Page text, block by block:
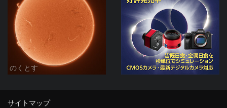
のくとす
サイトマップ